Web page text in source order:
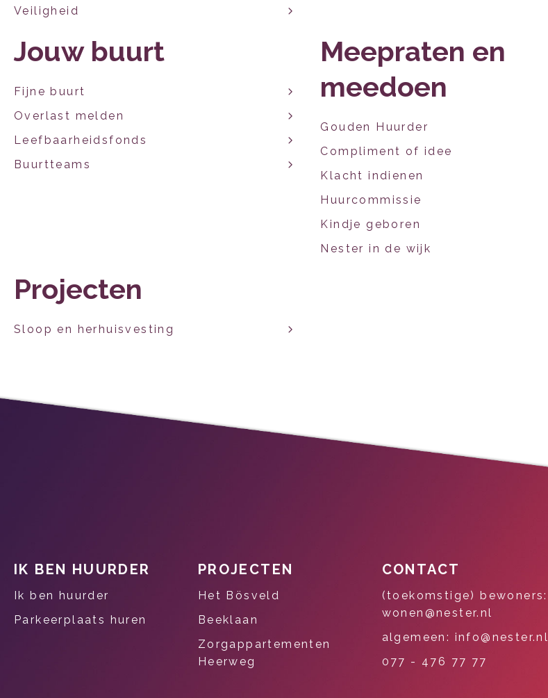
Veiligheid
Jouw buurt
Fijne buurt
Overlast melden
Leefbaarheidsfonds
Buurtteams
Meepraten en
meedoen
Gouden Huurder
Compliment of idee
Klacht indienen
Huurcommissie
Kindje geboren
Nester in de wijk
Projecten
Sloop en herhuisvesting
Contactinformatie
IK BEN HUURDER
Ik ben huurder
Parkeerplaats huren
PROJECTEN
Het Bösveld
Beeklaan
Zorgappartementen
Heerweg
CONTACT
(toekomstige) bewoners:
wonen@nester.nl
algemeen: info@nester.nl
077 - 476 77 77